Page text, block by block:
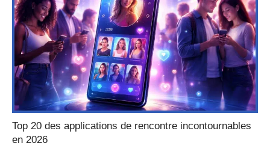
Top 20 des applications de rencontre incontournables
en 2026